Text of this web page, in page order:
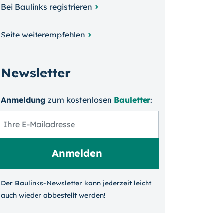
Bei Baulinks registrieren
Seite weiterempfehlen
Newsletter
Anmeldung zum kosten­losen Bauletter:
Der Baulinks-Newsletter kann jeder­zeit leicht
auch wieder ab­bestellt werden!